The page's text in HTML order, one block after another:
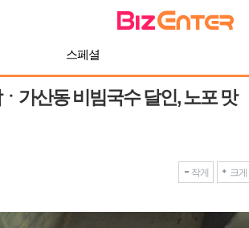
스페셜
가산동 비빔국수 달인, 노포 맛
작게 크게